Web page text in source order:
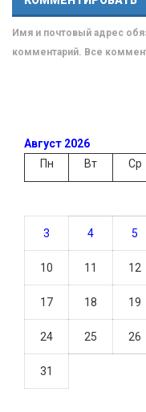
Имя и почтовый адрес
комментарий. Все
Август 2026
Пн
Вт Ср
3 4 5
10 11 12
17 18 19
24 25 26
31